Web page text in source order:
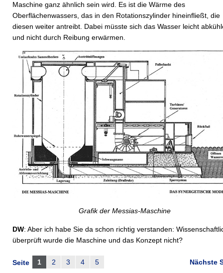
Maschine ganz ähnlich sein wird. Es ist die Wärme des
Oberflächenwassers, das in den Rotationszylinder hineinfließt, die
diesen weiter antreibt. Dabei müsste sich das Wasser leicht
und nicht durch Reibung erwärmen.
Grafik der Messias-Maschine
DW: Aber ich habe Sie da schon richtig verstanden:
überprüft wurde die Maschine und das Konzept nicht?
Nächste
Seite 1 2 3 4 5